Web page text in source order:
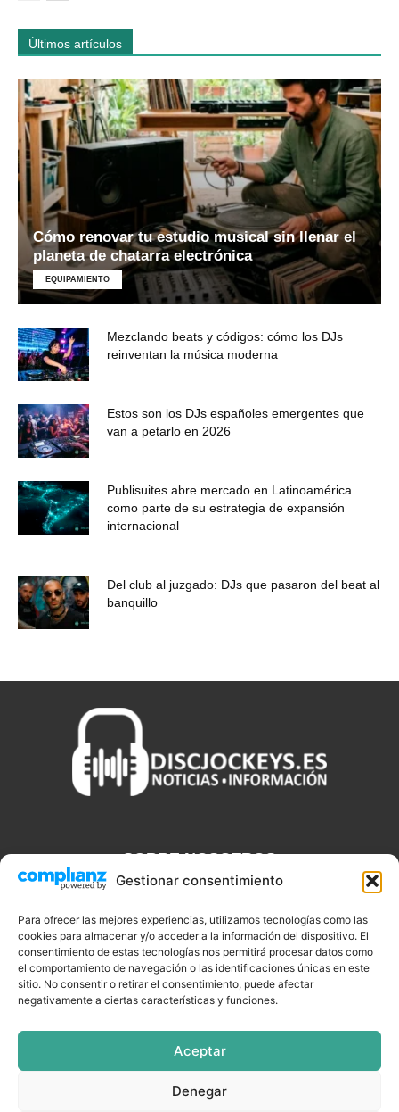
Gestionar consentimiento
Para ofrecer las mejores experiencias, utilizamos tecnologías como las
cookies para almacenar y/o acceder a la información del dispositivo. El
consentimiento de estas tecnologías nos permitirá procesar datos como
el comportamiento de navegación o las identificaciones únicas en este
sitio. No consentir o retirar el consentimiento, puede afectar
negativamente a ciertas características y funciones.
Aceptar
Denegar
Últimos artículos
Cómo renovar tu estudio musical sin llenar el
planeta de chatarra electrónica
EQUIPAMIENTO
Mezclando beats y códigos: cómo los DJs
reinventan la música moderna
Estos son los DJs españoles emergentes que
van a petarlo en 2026
Publisuites abre mercado en Latinoamérica
como parte de su estrategia de expansión
internacional
Del club al juzgado: DJs que pasaron del beat al
banquillo
SOBRE NOSOTROS
que necesitas saber sobre noticias, novedades, tecnologías y
aplicaciones que te ayudaran a ser un mejor Djs.
SÍGUENOS